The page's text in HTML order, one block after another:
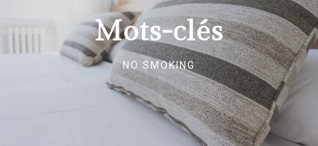
Mots-clés
NO SMOKING